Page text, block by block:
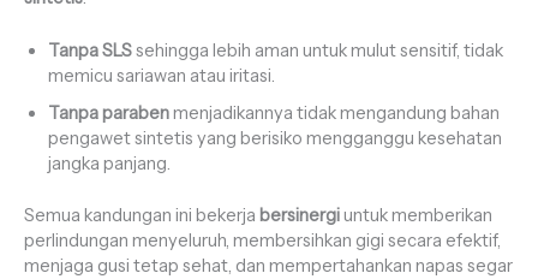
Tanpa SLSsehingga lebih aman untuk mulut sensitif, tidak
memicu sariawan atau iritasi.
Tanpa parabenmenjadikannya tidak mengandung bahan
pengawet sintetis yang berisiko mengganggu kesehatan
jangka panjang.
Semua kandungan ini bekerja bersinergiuntuk memberikan
perlindungan menyeluruh, membersihkan gigi secara efektif,
menjaga gusi tetap sehat, dan mempertahankan napas segar